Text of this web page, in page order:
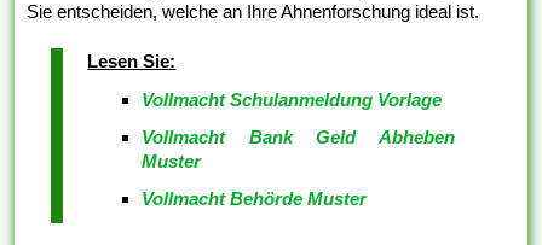
Sie entscheiden, welche an Ihre Ahnenforschung ideal ist.
Lesen Sie:
Vollmacht Schulanmeldung Vorlage
Vollmacht Bank Geld Abheben
Muster
Vollmacht Behörde Muster